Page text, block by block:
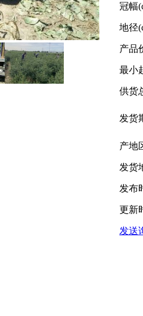
冠幅
地径
产品
最小
供货
发货
产地
发货
发布
更新
发送